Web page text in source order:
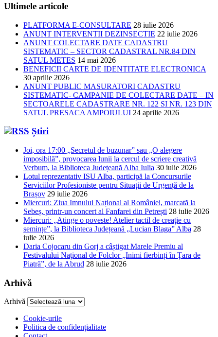
Ultimele articole
PLATFORMA E-CONSULTARE 28 iulie 2026
ANUNT INTERVENTII DEZINSECTIE 22 iulie 2026
ANUNT COLECTARE DATE CADASTRU
SISTEMATIC – SECTOR CADASTRAL NR.84 DIN
SATUL METES 14 mai 2026
BENEFICII CARTE DE IDENTITATE ELECTRONICA
30 aprilie 2026
ANUNT PUBLIC MASURATORI CADASTRU
SISTEMATIC- CAMPANIE DE COLECTARE DATE – IN
SECTOARELE CADASTRARE NR. 122 SI NR. 123 DIN
SATUL PRESACA AMPOIULUI 24 aprilie 2026
Știri
Joi, ora 17:00 „Secretul de buzunar” sau „O alegere
imposibilă”, provocarea lunii la cercul de scriere creativă
Verbum, la Biblioteca Județeană Alba Iulia 30 iulie 2026
Lotul reprezentativ ISU Alba, participă la Concursurile
Serviciilor Profesioniste pentru Situații de Urgență de la
Brașov 29 iulie 2026
Miercuri: Ziua Imnului Național al României, marcată la
Sebeș, printr-un concert al Fanfarei din Petrești 28 iulie 2026
Miercuri: „Atinge o poveste! Atelier tactil de creație cu
semințe”, la Biblioteca Județeană „Lucian Blaga” Alba 28
iulie 2026
Daria Cojocaru din Gorj a câștigat Marele Premiu al
Festivalului Național de Folclor „Inimi fierbinți în Țara de
Piatră”, de la Abrud 28 iulie 2026
Arhivă
Arhivă
Cookie-urile
Politica de confidențialitate